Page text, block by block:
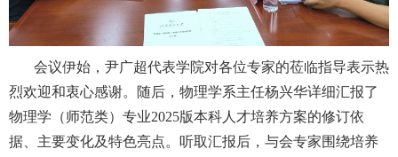
会议伊始， 尹广超代表学院对各位专家的莅临指导表示热
烈欢迎和衷心感谢。随后， 物理学系主任杨兴华详细汇报了
物理学（师范类）专业2025版本科人才培养方案的修订依
据 、主要变化及特色亮点。 听取汇报后，与会专家围绕培养